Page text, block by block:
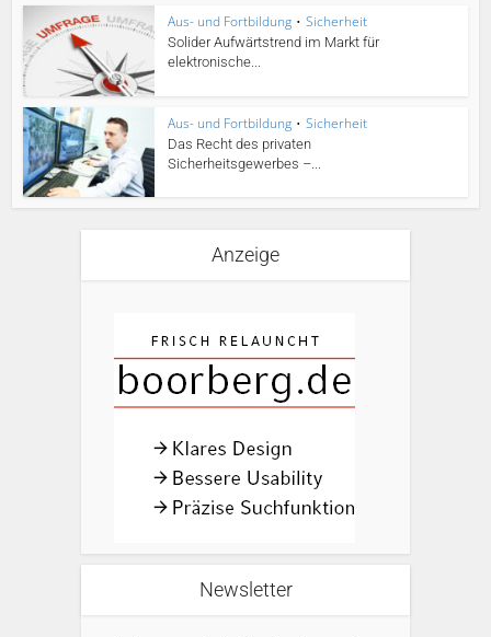
Aus- und Fortbildung • Sicherheit
Solider Aufwärtstrend im Markt für
elektronische...
Aus- und Fortbildung • Sicherheit
Das Recht des privaten
Sicherheitsgewerbes –...
Anzeige
Newsletter